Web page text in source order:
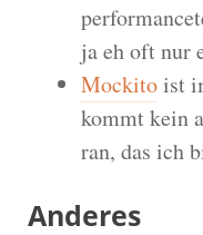
ja eh oft nur
Mockitoist
kommt kein
ran, das ich
Anderes